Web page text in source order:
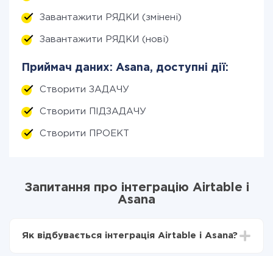
Завантажити РЯДКИ (змінені)
Завантажити РЯДКИ (нові)
Приймач даних: Asana, доступні дії:
Створити ЗАДАЧУ
Створити ПІДЗАДАЧУ
Створити ПРОЕКТ
Запитання про інтеграцію Airtable і
Asana
Як відбувається інтеграція Airtable і Asana?